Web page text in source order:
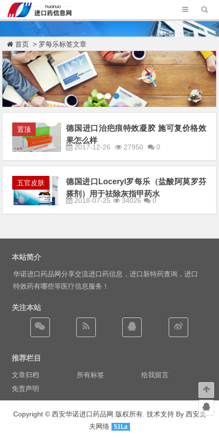
首页 > 罗每乐标签文章
置顶
德国进口治疤痕特效凝胶 施可复价格效
果怎么样
2017-12-26 27950 0
五官皮肤
德国进口Loceryl罗每乐（盐酸阿莫罗芬
搽剂）用于祛除灰指甲药水
2018-07-25 34026 0
本站简介
华诺进口药品网分享交流进口药信息，进口新特药查询，进口
特效药有哪些等医疗信息服务！
关注本站
推荐栏目
文章归档 所有标签
给我留言
免责声明
Copyright © 西安华诺进口药品网 版权所有. 技术支持 By 西安奥
夫网络
51La